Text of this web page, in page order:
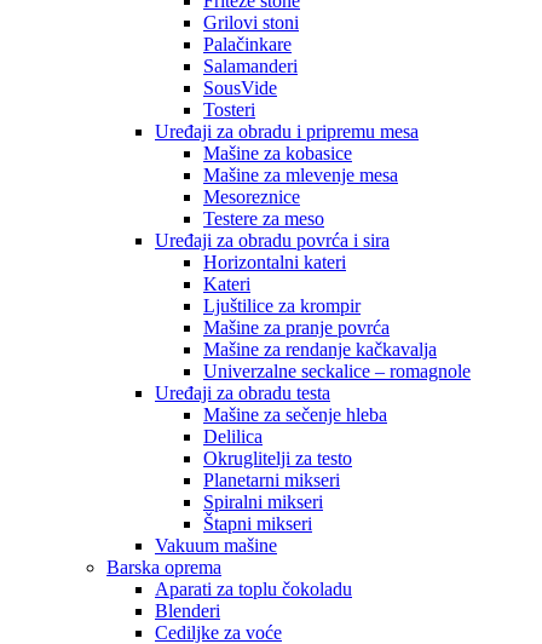
Grilovi stoni
Palačinkare
Salamanderi
SousVide
Tosteri
Uređaji za obradu i pripremu mesa
Mašine za kobasice
Mašine za mlevenje mesa
Mesoreznice
Testere za meso
Uređaji za obradu povrća i sira
Horizontalni kateri
Kateri
Ljuštilice za krompir
Mašine za pranje povrća
Mašine za rendanje kačkavalja
Univerzalne seckalice – romagnole
Uređaji za obradu testa
Mašine za sečenje hleba
Delilica
Okruglitelji za testo
Planetarni mikseri
Spiralni mikseri
Štapni mikseri
Vakuum mašine
Barska oprema
Aparati za toplu čokoladu
Blenderi
Cediljke za voće